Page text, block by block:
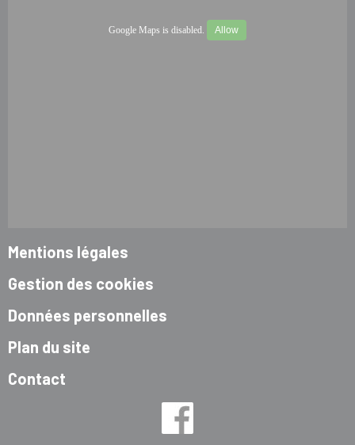
Google Maps is disabled. Allow
Mentions légales
Gestion des cookies
Données personnelles
Plan du site
Contact